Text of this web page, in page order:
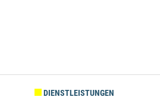
DIENSTLEISTUNGEN